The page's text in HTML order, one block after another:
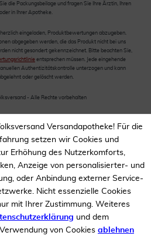
die Packungsbeilage und fragen Sie Ihre Ärztin, Ihren
in Ihrer Apotheke.
eingeladen, Produktbewertungen abzugeben.
abgegeben werden, die das Produkt nicht bei uns
nicht gesondert gekennzeichnet. Bitte beachten Sie,
entsprechen müssen. Jede eingehende
Authentizitätskontrolle unterzogen und kann
oder gelöscht werden.
- Alle Rechte vorbehalten
Versandapotheke! Für die
setzen wir Cookies und
Erhöhung des Nutzerkomforts,
Anzeige von personalisierter- und
oder Anbindung externer Service-
Nicht essenzielle Cookies
mit Ihrer Zustimmung. Weiteres
und dem
von Cookies ablehnen